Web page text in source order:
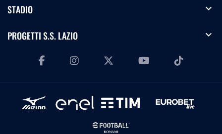
STADIO expand_more
PROGETTI S.S. LAZIO expand_more